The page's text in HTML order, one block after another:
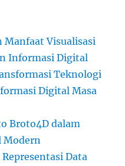
Manfaat Visualisasi
Informasi Digital
Teknologi
Digital Masa
Broto4D dalam
Modern
Data